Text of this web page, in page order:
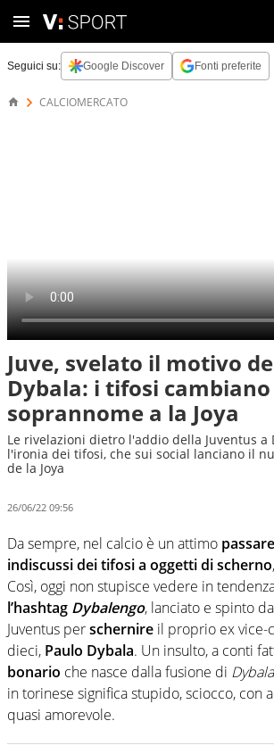
Seguici su: Google Discover Fonti preferite
CALCIOMERCATO
Juve, svelato il motivo
Dybala: i tifosi cambiano
soprannome a la Joya
Le rivelazioni dietro l'addio della Juventus a
l'ironia dei tifosi, che sui social lanciano il
de la Joya
26/06/22 09:56
Da sempre, nel calcio è un attimo
indiscussi dei tifosi a oggetti di scherno
Così, oggi non stupisce vedere in
l’hashtag Dybalengo, lanciato e spinto
Juventus perschernire il proprio ex vice-
dieci, Paulo Dybala. Un insulto, a conti
bonario che nasce dalla fusione di Dybala
in torinese significa stupido, sciocco, con
quasi amorevole.